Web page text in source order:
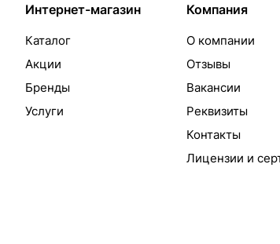
Интернет-магазин
Каталог
Акции
Бренды
Услуги
Компания
О компании
Отзывы
Вакансии
Реквизиты
Контакты
Лицензии и